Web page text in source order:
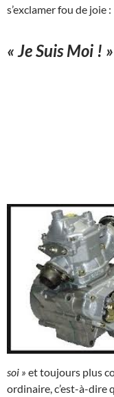
s’exclamer fou de joie :
« Je Suis Moi ! »
soi » et toujours plus
ordinaire, c’est-à-dire